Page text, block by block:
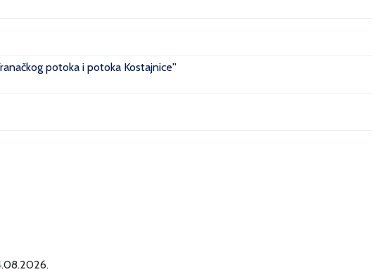
potoka i potoka Kostajnice''